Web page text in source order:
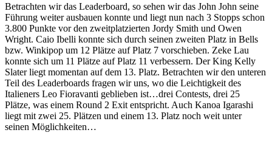
Betrachten wir das Leaderboard, so sehen wir das John John seine
Führung weiter ausbauen konnte und liegt nun nach 3 Stopps schon
3.800 Punkte vor den zweitplatzierten Jordy Smith und Owen
Wright. Caio Ibelli konnte sich durch seinen zweiten Platz in Bells
bzw. Winkipop um 12 Plätze auf Platz 7 vorschieben. Zeke Lau
konnte sich um 11 Plätze auf Platz 11 verbessern. Der King Kelly
Slater liegt momentan auf dem 13. Platz. Betrachten wir den unteren
Teil des Leaderboards fragen wir uns, wo die Leichtigkeit des
Italieners Leo Fioravanti geblieben ist…drei Contests, drei 25
Plätze, was einem Round 2 Exit entspricht. Auch Kanoa Igarashi
liegt mit zwei 25. Plätzen und einem 13. Platz noch weit unter
seinen Möglichkeiten…